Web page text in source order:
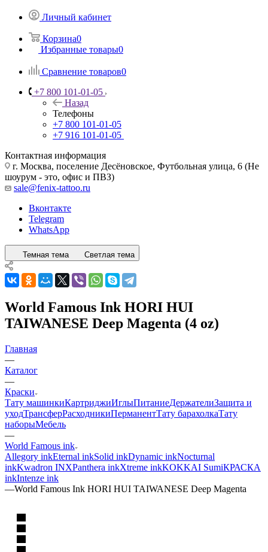
Личный кабинет
Корзина0
Избранные товары0
Сравнение товаров0
+7 800 101-01-05
Назад
Телефоны
+7 800 101-01-05
+7 916 101-01-05
Контактная информация
г. Москва, поселение Десёновское, Футбольная улица, 6 (Не
шоурум - это, офис и ПВЗ)
sale@fenix-tattoo.ru
Вконтакте
Telegram
WhatsApp
Темная тема Светлая тема
World Famous Ink HORI HUI
TAIWANESE Deep Magenta (4 oz)
Главная
—
Каталог
—
Краски
Тату машинкиКартриджиИглыПитаниеДержателиЗащита и
уходТрансферРасходникиПерманентТату барахолкаТату
наборыМебель
—
World Famous ink
Allegory inkEternal inkSolid inkDynamic inkNocturnal
inkKwadron INXPanthera inkXtreme inkKOKKAI SumiКРАСКА
inkIntenze ink
—World Famous Ink HORI HUI TAIWANESE Deep Magenta